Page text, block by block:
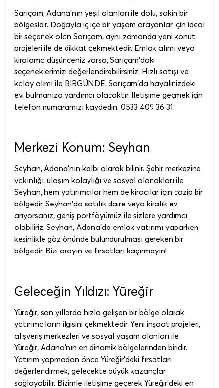
Sarıçam, Adana'nın yeşil alanları ile dolu, sakin bir
bölgesidir. Doğayla iç içe bir yaşam arayanlar için ideal
bir seçenek olan Sarıçam, aynı zamanda yeni konut
projeleri ile de dikkat çekmektedir. Emlak alımı veya
kiralama düşünceniz varsa, Sarıçam'daki
seçeneklerimizi değerlendirebilirsiniz. Hızlı satışı ve
kolay alımı ile BİRGÜNDE, Sarıçam'da hayalinizdeki
evi bulmanıza yardımcı olacaktır. İletişime geçmek için
telefon numaramızı kaydedin: 0533 409 36 31.
Merkezi Konum: Seyhan
Seyhan, Adana'nın kalbi olarak bilinir. Şehir merkezine
yakınlığı, ulaşım kolaylığı ve sosyal olanakları ile
Seyhan, hem yatırımcılar hem de kiracılar için cazip bir
bölgedir. Seyhan'da satılık daire veya kiralık ev
arıyorsanız, geniş portföyümüz ile sizlere yardımcı
olabiliriz. Seyhan, Adana'da emlak yatırımı yaparken
kesinlikle göz önünde bulundurulması gereken bir
bölgedir. Bizi arayın ve fırsatları kaçırmayın!
Geleceğin Yıldızı: Yüreğir
Yüreğir, son yıllarda hızla gelişen bir bölge olarak
yatırımcıların ilgisini çekmektedir. Yeni inşaat projeleri,
alışveriş merkezleri ve sosyal yaşam alanları ile
Yüreğir, Adana'nın en dinamik bölgelerinden biridir.
Yatırım yapmadan önce Yüreğir'deki fırsatları
değerlendirmek, gelecekte büyük kazançlar
sağlayabilir. Bizimle iletişime geçerek Yüreğir'deki en